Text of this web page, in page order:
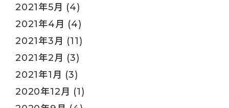
2021年5月 (4)
2021年4月 (4)
2021年3月 (11)
2021年2月 (3)
2021年1月 (3)
2020年12月 (1)